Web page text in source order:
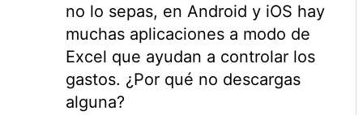
no lo sepas, en Android y iOS hay
muchas aplicaciones a modo de
Excel que ayudan a controlar los
gastos. ¿Por qué no descargas
alguna?